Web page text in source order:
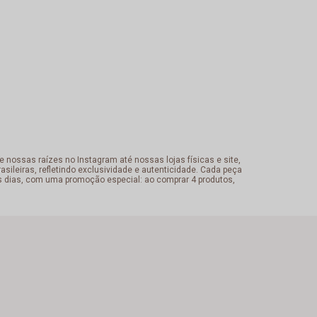
nossas raízes no Instagram até nossas lojas físicas e site,
refletindo exclusividade e autenticidade. Cada peça
com uma promoção especial: ao comprar 4 produtos,